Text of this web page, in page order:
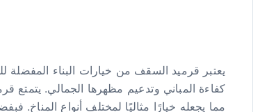
يعتبر قرميد السقف من خيارات البناء المفضلة
كفاءة المباني وتدعيم مظهرها الجمالي. يتمتع
مما يجعله خيارًا مثاليًا لمختلف أنواع المناخ.